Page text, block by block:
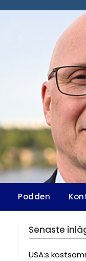
Podden
Senaste
USA:s